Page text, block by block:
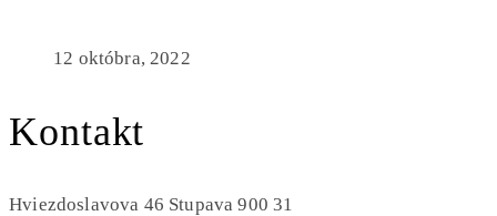
12 októbra, 2022
Kontakt
Hviezdoslavova 46 Stupava 900 31